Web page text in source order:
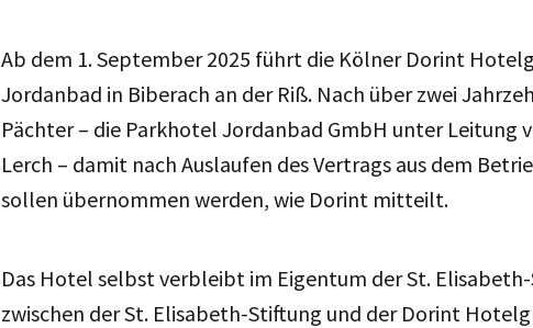
Ab dem 1. September 2025 führt die Kölner Dorint
Jordanbad in Biberach an der Riß. Nach über zwei
Pächter – die Parkhotel Jordanbad GmbH unter Leitung
Lerch – damit nach Auslaufen des Vertrags aus dem
sollen übernommen werden, wie Dorint mitteilt.
Das Hotel selbst verbleibt im Eigentum der St.
zwischen der St. Elisabeth-Stiftung und der Dorint